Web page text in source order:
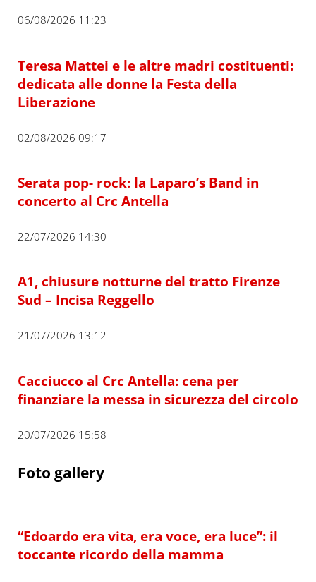
06/08/2026 11:23
Teresa Mattei e le altre madri costituenti:
dedicata alle donne la Festa della
Liberazione
02/08/2026 09:17
Serata pop- rock: la Laparo’s Band in
concerto al Crc Antella
22/07/2026 14:30
A1, chiusure notturne del tratto Firenze
Sud – Incisa Reggello
21/07/2026 13:12
Cacciucco al Crc Antella: cena per
finanziare la messa in sicurezza del circolo
20/07/2026 15:58
Foto gallery
“Edoardo era vita, era voce, era luce”: il
toccante ricordo della mamma